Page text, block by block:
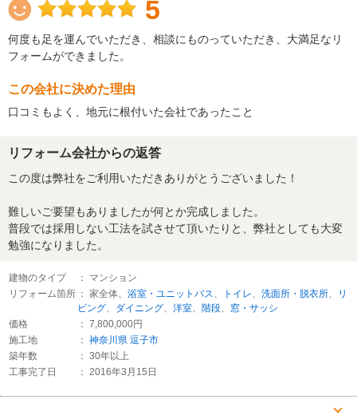
5
何度も足を運んでいただき、相談にものっていただき、大満足なリ
フォームができました。
この会社に決めた理由
口コミもよく、地元に根付いた会社であったこと
リフォーム会社からの返答
この度は弊社をご利用いただきありがとうございました！
難しいご要望もありましたが何とか完成しました。
普段では採用しない工法を試させて頂いたりと、弊社としても大変
勉強になりました。
建物のタイプ
： マンション
リフォーム箇所 ： 家全体、 浴室・ユニットバス、 トイレ、 洗面所・脱衣所、
リ
ビング、 ダイニング、 洋室、 階段、 窓・サッシ
価格
： 7,800,000円
施工地
： 神奈川県 逗子市
築年数
： 30年以上
工事完了日
： 2016年3月15日